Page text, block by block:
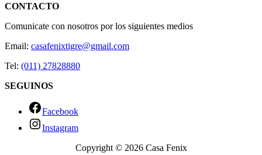
CONTACTO
Comunicate con nosotros por los siguientes medios
Email: casafenixtigre@gmail.com
Tel: (011) 27828880
SEGUINOS
Facebook
Instagram
Copyright © 2026 Casa Fenix